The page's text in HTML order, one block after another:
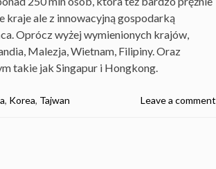
kraje ale z innowacyjną gospodarką
Oprócz wyżej wymienionych krajów,
Malezja, Wietnam, Filipiny. Oraz
takie jak Singapur i Hongkong.
, Korea, Tajwan Leave a comment